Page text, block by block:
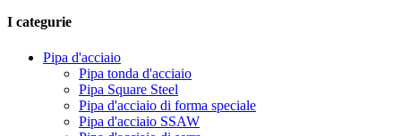
I categurie
Pipa d'acciaio
Pipa tonda d'acciaio
Pipa Square Steel
Pipa d'acciaio di forma speciale
Pipa d'acciaio SSAW